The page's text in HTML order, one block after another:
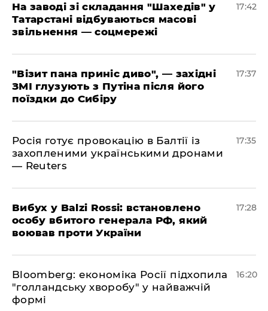
​На заводі зі складання "Шахедів" у
Татарстані відбуваються масові
звільнення — соцмережі
17:42
"Візит пана приніс диво", — західні
ЗМІ глузують з Путіна після його
поїздки до Сибіру
17:37
Росія готує провокацію в Балтії із
захопленими українськими дронами
— Reuters
17:35
​Вибух у Balzi Rossi: встановлено
особу вбитого генерала РФ, який
воював проти України
17:28
Bloomberg: економіка Росії підхопила
"голландську хворобу" у найважчій
формі
16:20